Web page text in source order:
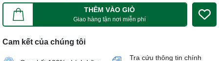
THÊM VÀO GIỎ
Giao hàng tận nơi miễn phí
Cam kết của chúng tôi
Tra cứu thông tin chính